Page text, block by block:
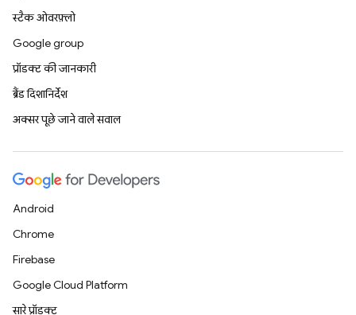
स्टैक ओवरफ़्लो
Google group
प्रॉडक्ट की जानकारी
ब्रैंड दिशानिर्देश
अक्सर पूछे जाने वाले सवाल
Android
Chrome
Firebase
Google Cloud Platform
सारे प्रॉडक्ट